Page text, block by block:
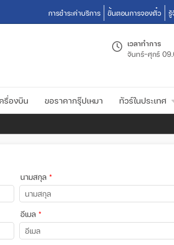
การชำระค่าบริการ ขั้นตอนการจองตั๋ว รู้
เวลาทำการ
จันทร์-ศุกร์
รื่องบิน ขอราคากรุ๊ปเหมา ทัวร์ในประเทศ
นามสกุล *
อีเมล *